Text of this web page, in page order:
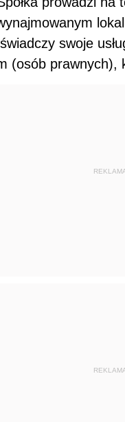
swoje
(osób prawnych),